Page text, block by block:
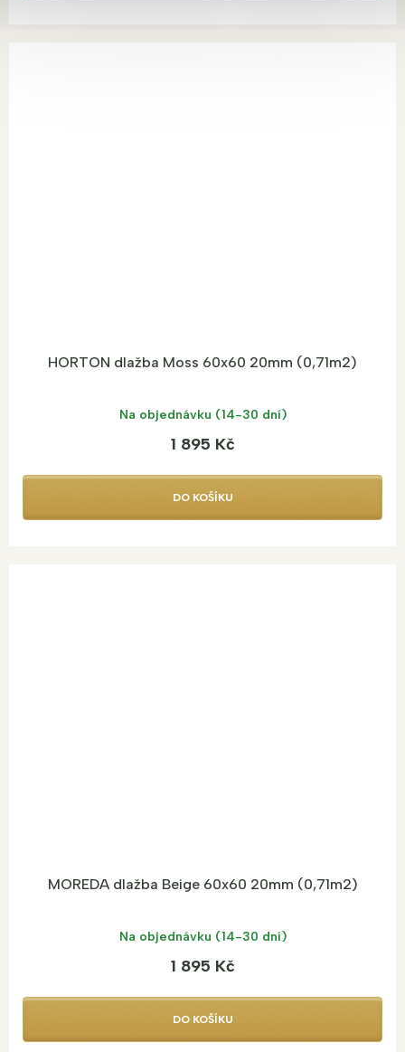
HORTON dlažba Moss 60x60 20mm (0,71m2)
Na objednávku (14-30 dní)
1 895 Kč
DO KOŠÍKU
MOREDA dlažba Beige 60x60 20mm (0,71m2)
Na objednávku (14-30 dní)
1 895 Kč
DO KOŠÍKU